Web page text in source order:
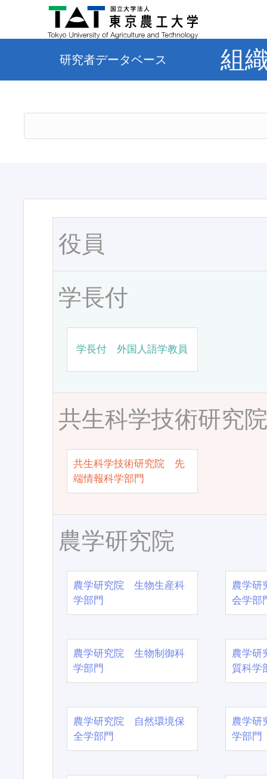
研究者データベース 組
役員
学長付
学長付 外国人語学教員
共生科学技術研究
共生科学技術研究院 先
端情報科学部門
農学研究院
農学研究院 生物生産科
学部門
農学
会学部
農学研究院 生物制御科
学部門
農学
質科学
農学研究院 自然環境保
全学部門
農学
学部門